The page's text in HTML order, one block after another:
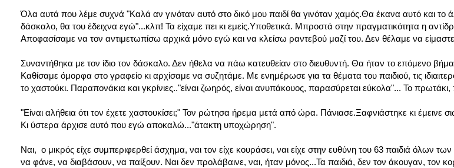
Όλα αυτά που λέμε συχνά "Καλά αν γινόταν αυτό στο δικό μου παιδί θα γινόταν χαμός.Θα έκανα αυτό και το
δάσκαλο, θα του έδειχνα εγώ"...κλπ! Τα είχαμε πει κι εμείς.Υποθετικά. Μπροστά στην πραγματικότητα η
Αποφασίσαμε να τον αντιμετωπίσω αρχικά μόνο εγώ και να κλείσω ραντεβού μαζί του. Δεν θέλαμε να είμαστε
Συναντήθηκα με τον ίδιο τον δάσκαλο. Δεν ήθελα να πάω κατευθείαν στο διευθυντή. Θα ήταν το επόμενο
Καθίσαμε όμορφα στο γραφείο κι αρχίσαμε να συζητάμε. Με ενημέρωσε για τα θέματα του παιδιού, τις
το χαστούκι. Παραπονάκια και γκρίνιες.."είναι ζωηρός, είναι ανυπάκουος, παρασύρεται εύκολα"... Το
"Είναι αλήθεια ότι τον έχετε χαστουκίσει;" Τον ρώτησα ήρεμα μετά από ώρα. Πάνιασε.Ξαφνιάστηκε κι έμεινε
Κι ύστερα άρχισε αυτό που εγώ αποκαλώ..."άτακτη υποχώρηση".
Ναι, ο μικρός είχε συμπεριφερθεί άσχημα, ναι τον είχε κουράσει, ναι είχε στην ευθύνη του 63 παιδιά όλων
να φάνε, να διαβάσουν, να παίξουν. Ναι δεν προλάβαινε, ναι, ήταν μόνος...Τα παιδιά, δεν τον άκουγαν, τον